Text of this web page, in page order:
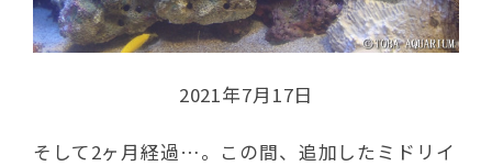
2021年7月17日
そして2ヶ月経過…。この間、追加したミドリイ